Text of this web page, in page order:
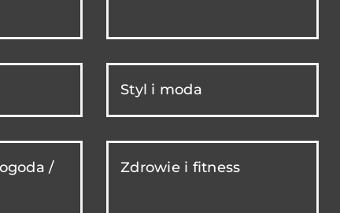
Styl i moda
/
Zdrowie i fitness